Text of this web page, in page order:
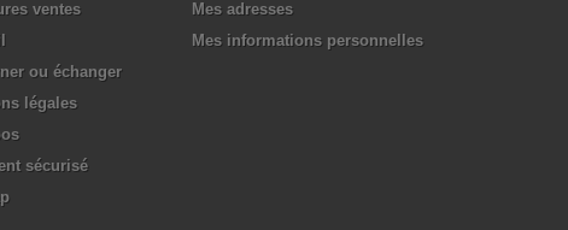
ventes
ou échanger
légales
sécurisé
Mes adresses
Mes informations personnelles